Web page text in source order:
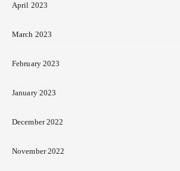
April 2023
March 2023
February 2023
January 2023
December 2022
November 2022